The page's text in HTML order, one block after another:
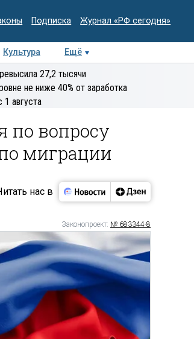
Подписка Журнал «РФ сегодня»
Культура Ещё
Колумнисты
экспертиза
27,2 тысячи
не ниже 40% от заработка
1 августа
по вопросу
миграции
нас в
Законопроект: № 683344-8